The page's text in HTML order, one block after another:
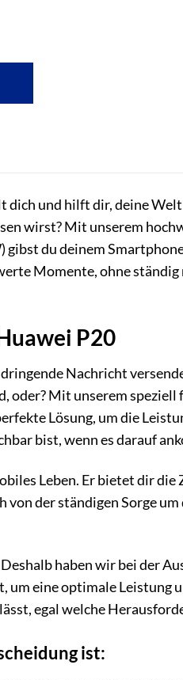
und hilft dir, deine
wirst? Mit unserem
du deinem
Momente, ohne ständig
P20
Nachricht
oder? Mit unserem speziell
Lösung, um die
bist, wenn es darauf
Leben. Er bietet dir die
der ständigen Sorge
haben wir bei der
eine optimale Leistung
egal welche
ist: